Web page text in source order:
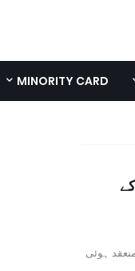
MINORITY CARD
آباد چپیٹر کی میٹنگ مورخہ ۱۸فروری ۲۰۲۲ کو منعقد ہوئی